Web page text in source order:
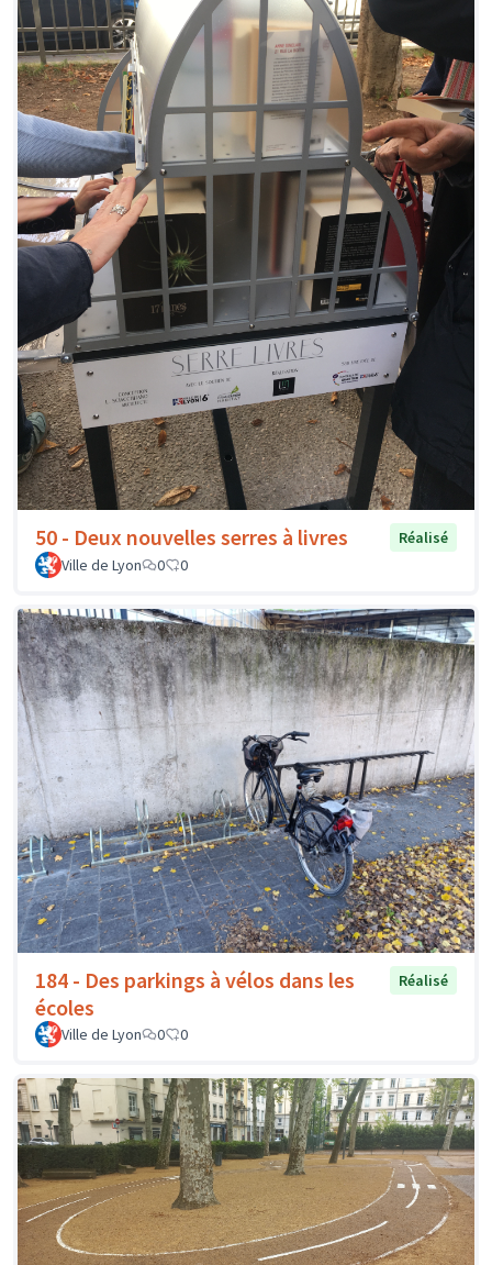
50 - Deux nouvelles serres à livres
Réalisé
Ville de Lyon
0 0
184 - Des parkings à vélos dans les
écoles
Réalisé
Ville de Lyon 0 0